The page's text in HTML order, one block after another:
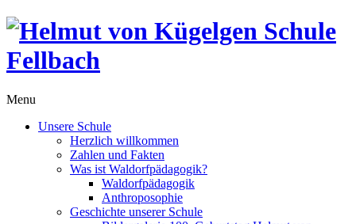
Menu
Unsere Schule
Herzlich willkommen
Zahlen und Fakten
Was ist Waldorfpädagogik?
Waldorfpädagogik
Anthroposophie
Geschichte unserer Schule